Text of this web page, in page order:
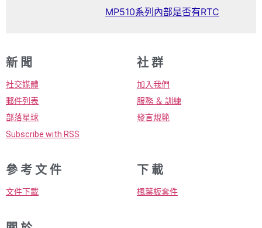
MP510系列內部是否有RTC
新 聞
社交媒體
郵件列表
部落星球
Subscribe with RSS
社 群
加入我們
服務 ＆ 訓練
發言規範
參 考 文 件
文件下載
下 載
楓葉板套件